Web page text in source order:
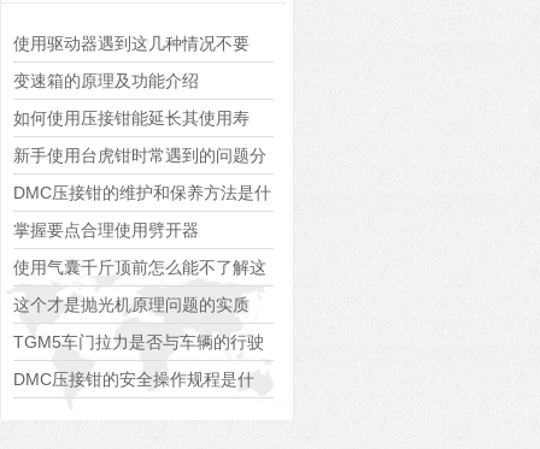
使用驱动器遇到这几种情况不要
慌！
变速箱的原理及功能介绍
如何使用压接钳能延长其使用寿
命？
新手使用台虎钳时常遇到的问题分
析
DMC压接钳的维护和保养方法是什
么？
掌握要点合理使用劈开器
使用气囊千斤顶前怎么能不了解这
些
这个才是抛光机原理问题的实质
TGM5车门拉力是否与车辆的行驶
速度有关？
DMC压接钳的安全操作规程是什